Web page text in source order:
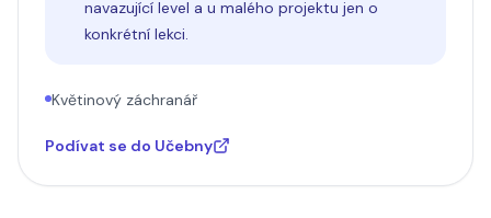
navazující level a u malého projektu jen o
konkrétní lekci.
Květinový záchranář
Podívat se do Učebny